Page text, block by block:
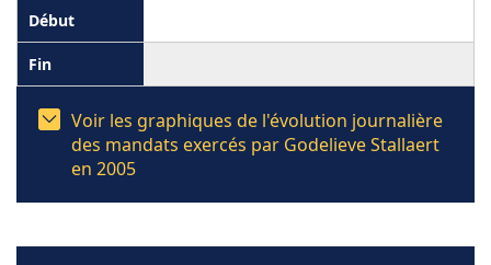
Voir les graphiques de l'évolution journalière
des mandats exercés par Godelieve Stallaert
en 2005